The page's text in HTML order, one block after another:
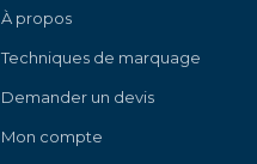
À propos
Techniques de marquage
Demander un devis
Mon compte